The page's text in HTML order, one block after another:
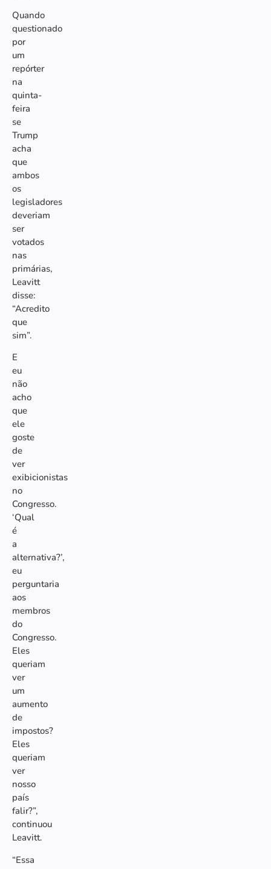
Quando
questionado
por
um
repórter
na
quinta-
feira
se
Trump
acha
que
ambos
os
legisladores
deveriam
ser
votados
nas
primárias,
Leavitt
disse:
“Acredito
que
sim”.
E
eu
não
acho
que
ele
goste
de
ver
exibicionistas
no
Congresso.
‘Qual
é
a
alternativa?’,
eu
perguntaria
aos
membros
do
Congresso.
Eles
queriam
ver
um
aumento
de
impostos?
Eles
queriam
ver
nosso
país
falir?”,
continuou
Leavitt.
“Essa